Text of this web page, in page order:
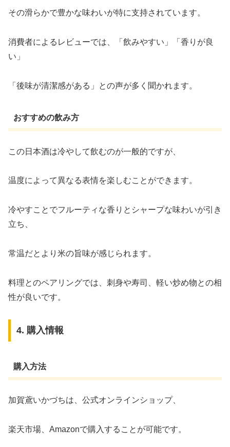
その滑らかで豊かな味わいが特に支持されています。
消費者によるレビューでは、「飲みやすい」「香りが良
い」
「後味が清潔感がある」との声が多く聞かれます。
おすすめの飲み方
この日本酒は冷やして飲むのが一般的ですが、
温度によって異なる表情を楽しむことができます。
冷やすことでフルーティな香りとシャープな味わいが引き
立ち、
常温だとより米の旨味が感じられます。
料理とのペアリングでは、刺身や寿司、軽い炒め物との相
性が良いです。
4. 購入情報
購入方法
加賀鳶いかづちは、公式オンラインショップ、
楽天市場、Amazonで購入することが可能です。